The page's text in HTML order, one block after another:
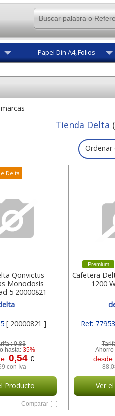
Papel Din A4, Folios
Tienda Delta (
Ordenar
Delta
Qonvictus
Monodosis
5 20000821
[ 20000821 ]
:0,83
hasta: 35%
0,54€
con Iva
Producto
Comparar
Premium
Cafetera
1200
Ref: 77953
desde:
Ver